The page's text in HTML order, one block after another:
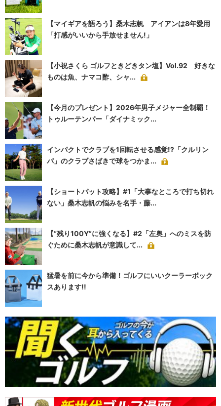
【マイギアを語ろう】桑木志帆 アイアンは8年愛用
「打感がいいから手放せません!」
【小祝さくら ゴルフときどきタン塩】Vol.92 好きな
ものは魚、ナマコ酢、シャ...
【今月のプレゼント】2026年男子メジャー全制覇！
トゥルーテンパー「ダイナミック...
インパクトでクラブを1回転させる感覚!?「クルリン
パ」のクラブさばきで球をつかま...
【ショートパット攻略】#1「大事なところで打ち切れ
ない」桑木志帆の悩みを名手・藤...
【“残り100Y”に強くなる】#2「左奥」へのミスを防
ぐために桑木志帆が意識して...
猛暑を前に今から準備！ゴルフにいいクーラーボック
スあります!!